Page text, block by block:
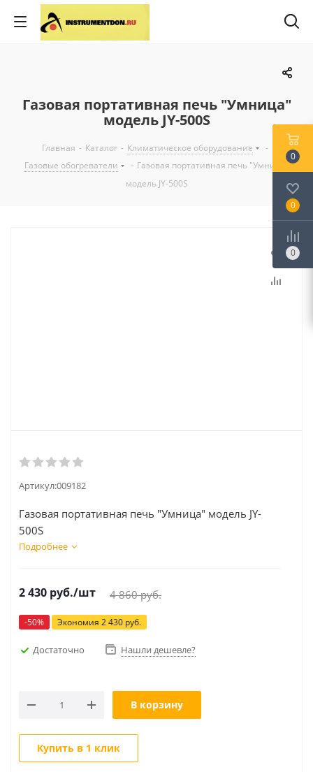
Газовая портативная печь "Умница"
модель JY-500S
Главная - Каталог - Климатическое оборудование
-
Газовые обогреватели
- Газовая портативная печь "Умница"
модель JY-500S
Артикул:009182
Газовая портативная печь "Умница" модель JY-
500S
Подробнее
2 430 руб./шт 4 860руб.
-50% Экономия 2 430 руб.
Достаточно Нашли дешевле?
В корзину
Купить в 1 клик
0
0
0